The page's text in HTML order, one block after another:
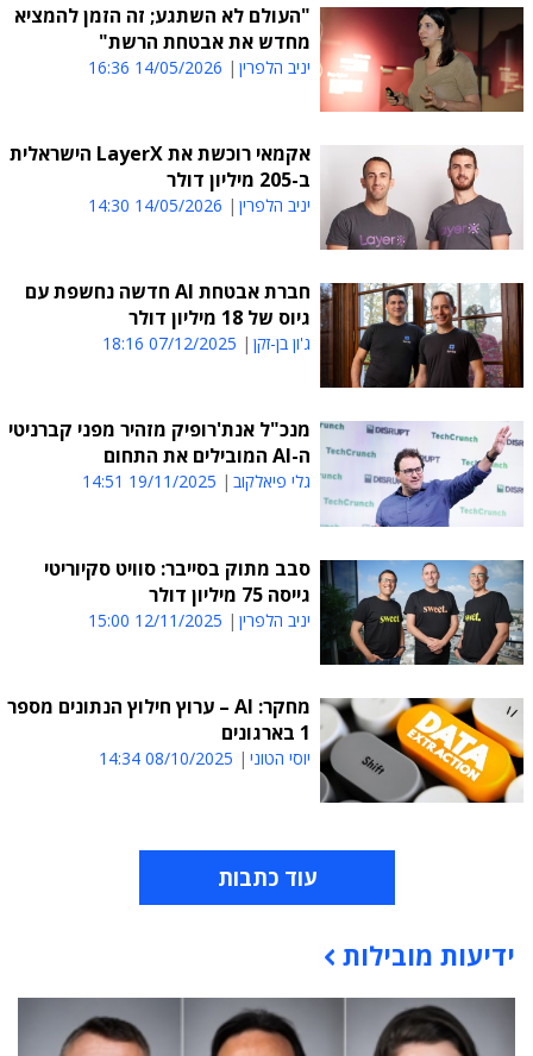
"העולם לא השתגע; זה הזמן להמציא
מחדש את אבטחת הרשת"
יניב הלפרין 14/05/2026 16:36
אקמאי רוכשת את LayerX הישראלית
ב-205 מיליון דולר
יניב הלפרין 14/05/2026 14:30
חברת אבטחת AI חדשה נחשפת עם
גיוס של 18 מיליון דולר
ג'ון בן-זקן 07/12/2025 18:16
מנכ"ל אנת'רופיק מזהיר מפני קברניטי
ה-AI המובילים את התחום
גלי פיאלקוב 19/11/2025 14:51
סבב מתוק בסייבר: סוויט סקיוריטי
גייסה 75 מיליון דולר
יניב הלפרין 12/11/2025 15:00
מחקר: AI – ערוץ חילוץ הנתונים מספר
1 בארגונים
יוסי הטוני 08/10/2025 14:34
עוד כתבות
תוכן פרסומי
ידיעות מובילות